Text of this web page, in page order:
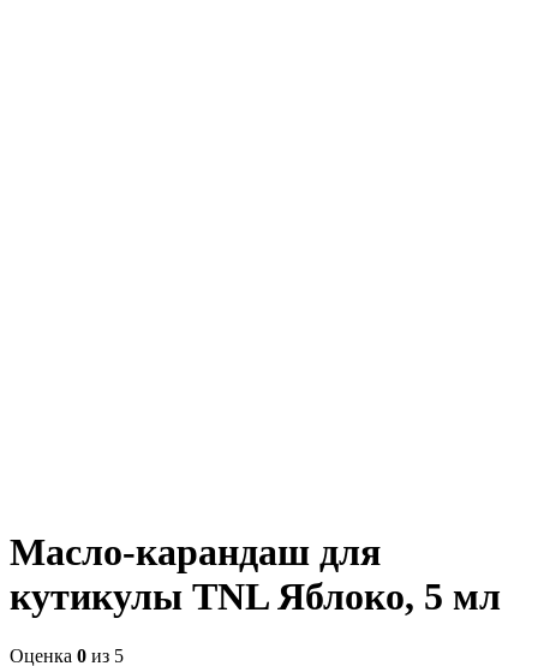
Масло-карандаш для
кутикулы TNL Яблоко, 5 мл
Оценка 0 из 5